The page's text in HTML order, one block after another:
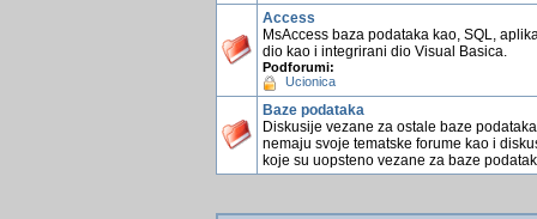
Access
MsAccess baza podataka kao, SQL,
dio kao i integrirani dio Visual Basica.
Podforumi:
Ucionica
Baze podataka
Diskusije vezane za ostale baze
nemaju svoje tematske forume kao i
koje su uopsteno vezane za baze